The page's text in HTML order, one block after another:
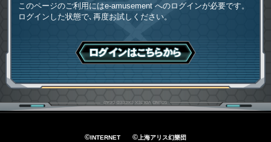
このページのご利用にはe-amusement へのログインが必要です。
ログインした状態で､再度お試しください。
ログインはこちら
©INTERNET ©上海アリス幻樂団